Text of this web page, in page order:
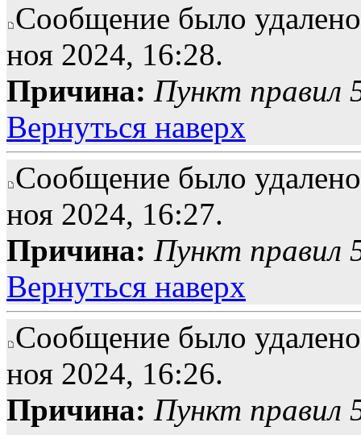
Сообщение было
ноя 2024, 16:28.
Причина: Пункт правил
Вернуться наверх
Сообщение было
ноя 2024, 16:27.
Причина: Пункт правил
Вернуться наверх
Сообщение было
ноя 2024, 16:26.
Причина: Пункт правил